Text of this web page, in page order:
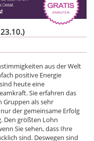
aus der Welt
positive Energie
heute eine
Sie erfahren das
Gruppen als sehr
der gemeinsame Erfolg
Den größten Lohn
Sie sehen, dass Ihre
sind. Deswegen sind